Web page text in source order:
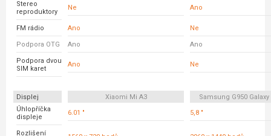
Stereo
reproduktory
Ne Ano
FM rádio Ano Ne
Podpora OTG Ano Ano
Podpora dvou
SIM karet
Ano Ne
Displej Xiaomi Mi A3
Samsung G950 Galaxy
Úhlopříčka
displeje
6.01 " 5,8 "
Rozlišení